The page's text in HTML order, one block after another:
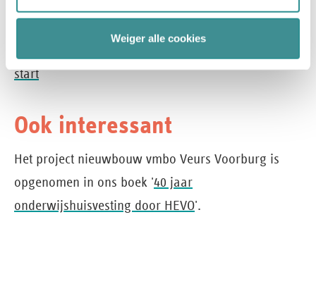
Weiger alle cookies
In het nieuws
start
Ook interessant
Het project nieuwbouw vmbo Veurs Voorburg is
opgenomen in ons boek '40 jaar
onderwijshuisvesting door HEVO'.